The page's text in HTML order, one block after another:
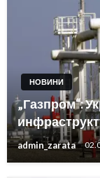
НОВИНИ
„Газпром“:
admin_zarata